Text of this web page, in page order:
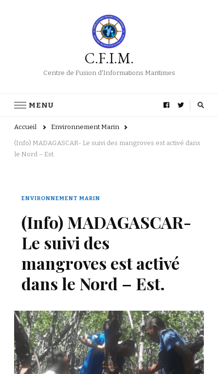
C.F.I.M.
Centre de Fusion d'Informations Maritimes
MENU
Accueil Environnement Marin
(Info) MADAGASCAR- Le suivi des mangroves est activé dans
le Nord – Est.
ENVIRONNEMENT MARIN
(Info) MADAGASCAR-
Le suivi des
mangroves est activé
dans le Nord – Est.